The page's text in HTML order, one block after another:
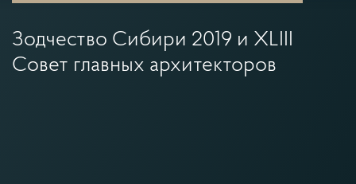
Зодчество Сибири 2019 и XLIII
Совет главных архитекторов